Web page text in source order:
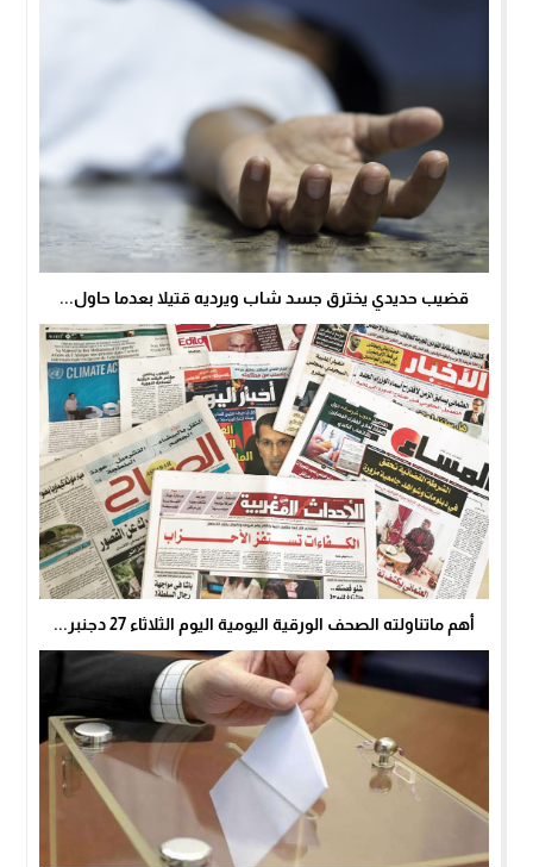
قضيب حديدي يخترق جسد شاب ويرديه قتيلا بعدما حاول...
أهم ماتناولته الصحف الورقية اليومية اليوم الثلاثاء 27 دجنبر...